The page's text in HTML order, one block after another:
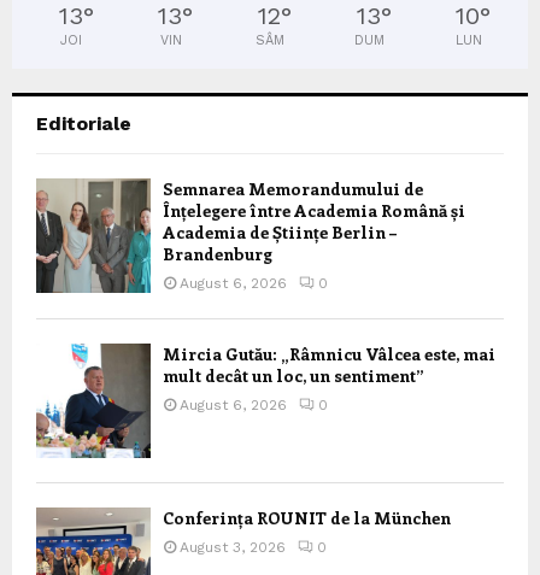
13°
JOI
13°
VIN
12°
SÂM
13°
DUM
10°
LUN
Editoriale
Semnarea Memorandumului de
Înțelegere între Academia Română și
Academia de Științe Berlin –
Brandenburg
August 6, 2026 0
Mircia Gutău: „Râmnicu Vâlcea este, mai
mult decât un loc, un sentiment”
August 6, 2026 0
Conferința ROUNIT de la München
August 3, 2026 0